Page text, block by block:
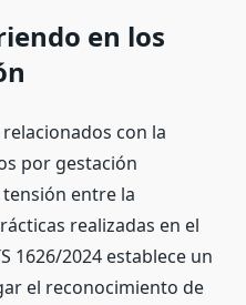
en los
con la
por gestación
entre la
realizadas en el
1626/2024 establece un
el reconocimiento de